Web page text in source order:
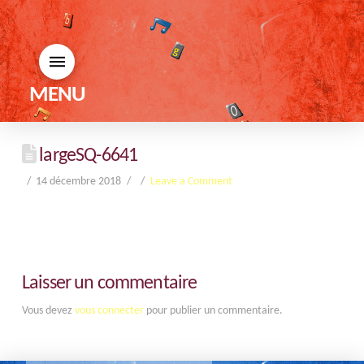
MENU
largeSQ-6641
14 décembre 2018 Leave a Comment
Laisser un commentaire
Vous devez vous connecterpour publier un commentaire.